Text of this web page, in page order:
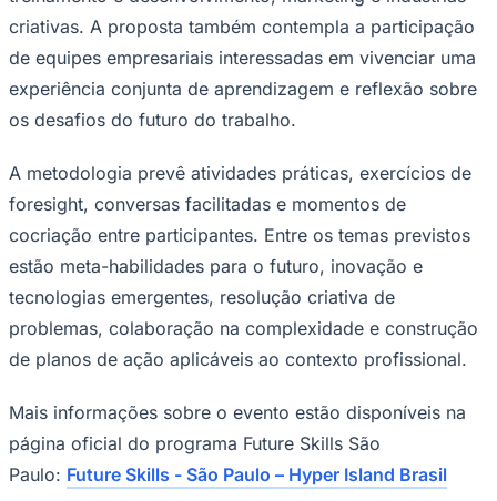
Corinthians
criativas. A proposta também contempla a participação
de equipes empresariais interessadas em vivenciar uma
experiência conjunta de aprendizagem e reflexão sobre
os desafios do futuro do trabalho.
A metodologia prevê atividades práticas, exercícios de
foresight, conversas facilitadas e momentos de
cocriação entre participantes. Entre os temas previstos
estão meta-habilidades para o futuro, inovação e
tecnologias emergentes, resolução criativa de
problemas, colaboração na complexidade e construção
de planos de ação aplicáveis ao contexto profissional.
Mais informações sobre o evento estão disponíveis na
página oficial do programa Future Skills São
Paulo: Future Skills - São Paulo – Hyper Island Brasil